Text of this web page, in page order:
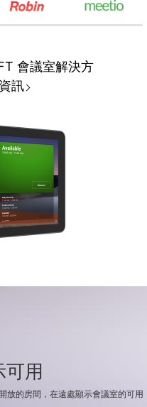
會議室解決方
訊
可用
放的房間，在遠處顯示會議室的可用